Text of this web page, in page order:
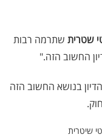
שטרית שתרמה רבות
החשוב הזה."
בנושא החשוב הזה
שיטרית